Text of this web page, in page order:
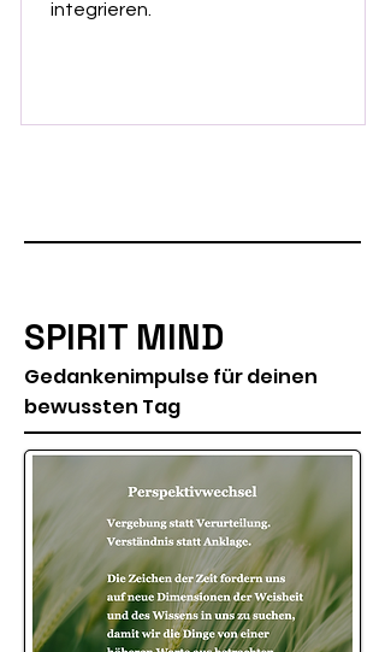
integrieren.
SPIRIT MIND
Gedankenimpulse für deinen
bewussten Tag